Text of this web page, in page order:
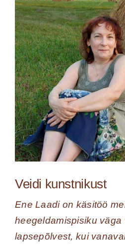
Veidi kunstnikust
Ene Laadi on käsitöö
heegeldamispisiku väga
lapsepõlvest, kui